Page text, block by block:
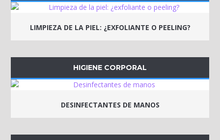
LIMPIEZA DE LA PIEL: ¿EXFOLIANTE O PEELING?
HIGIENE CORPORAL
DESINFECTANTES DE MANOS